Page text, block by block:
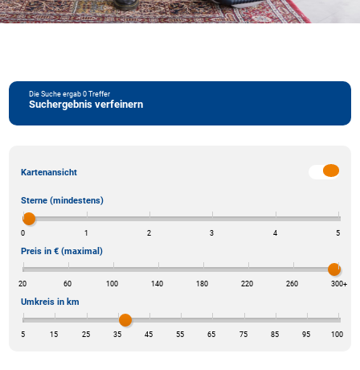
Die Suche ergab0Treffer
Suchergebnis verfeinern
Kartenansicht
Sterne (mindestens)
0 1 2 3 4 5
Preis in € (maximal)
20 60 100 140 180 220 260 300+
Umkreis in km
5 15 25 35 45 55 65 75 85 95 100